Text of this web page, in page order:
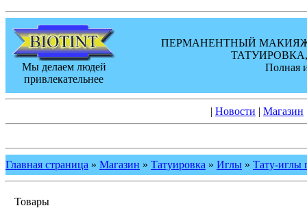
Мы делаем людей
привлекательнее
ПЕРМАНЕНТНЫЙ
Полная
| Новости | Магазин
Главная страница » Магазин » Татуировка » Иглы » Тату-иглы
Товары